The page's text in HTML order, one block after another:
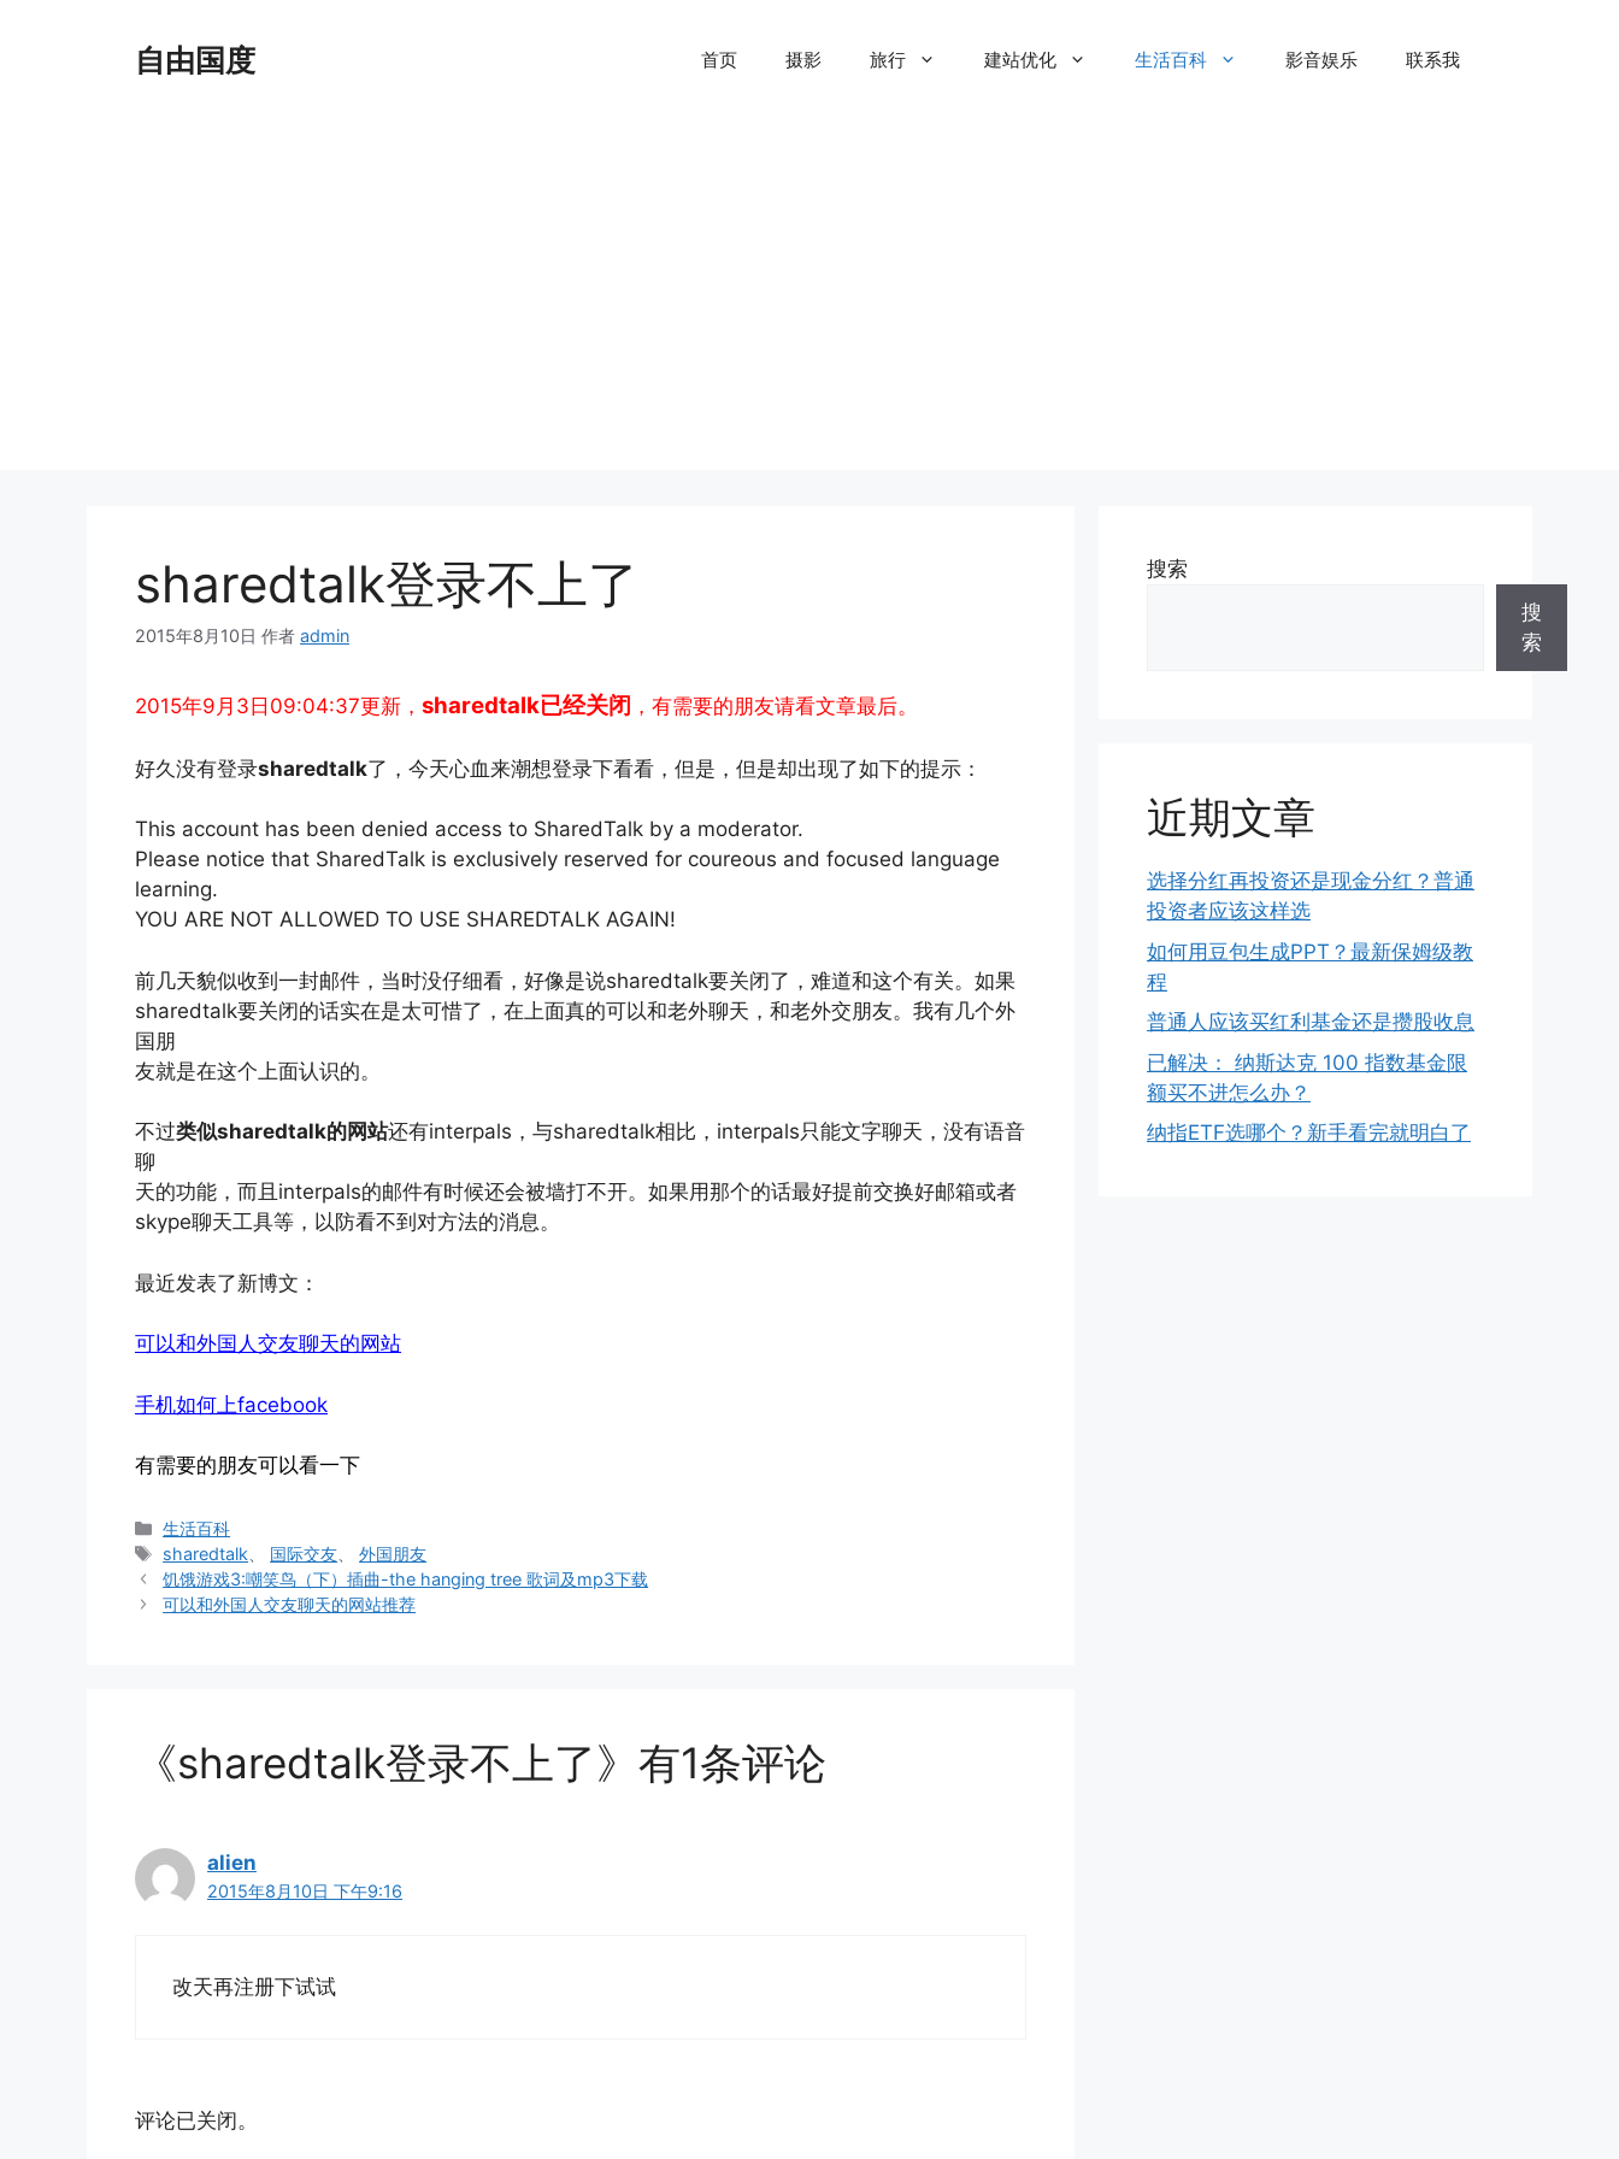
自由国度 首页 摄影 旅行 建站优化 生活百科 影音娱乐 联系我
sharedtalk登录不上了
2015年8月10日 作者 admin
2015年9月3日09:04:37更新， sharedtalk已经关闭 ，有需要的朋友请看文章最后。
好久没有登录sharedtalk了，今天心血来潮想登录下看看，但是，但是却出现了如下的提示：
This account has been denied access to SharedTalk by a moderator.
Please notice that SharedTalk is exclusively reserved for coureous and focused language
learning.
YOU ARE NOT ALLOWED TO USE SHAREDTALK AGAIN!
前几天貌似收到一封邮件，当时没仔细看，好像是说sharedtalk要关闭了，难道和这个有关。如果
sharedtalk要关闭的话实在是太可惜了，在上面真的可以和老外聊天，和老外交朋友。我有几个外
国朋
友就是在这个上面认识的。
不过类似sharedtalk的网站还有interpals，与sharedtalk相比，interpals只能文字聊天，没有语音
聊
天的功能，而且interpals的邮件有时候还会被墙打不开。如果用那个的话最好提前交换好邮箱或者
skype聊天工具等，以防看不到对方法的消息。
最近发表了新博文：
可以和外国人交友聊天的网站
手机如何上facebook
有需要的朋友可以看一下
分
类
生活百科
标
签
sharedtalk 国际交友 、外国朋友
饥饿游戏3:嘲笑鸟（下）插曲-the hanging tree 歌词及mp3下载
可以和外国人交友聊天的网站推荐
《sharedtalk登录不上了》有1条评论
alien
2015年8月10日 下午9:16
改天再注册下试试
评论已关闭。
搜索
搜
索
近期文章
选择分红再投资还是现金分红？普通
投资者应该这样选
如何用豆包生成PPT？最新保姆级教
程
普通人应该买红利基金还是攒股收息
已解决： 纳斯达克 100 指数基金限
额买不进怎么办？
纳指ETF选哪个？新手看完就明白了